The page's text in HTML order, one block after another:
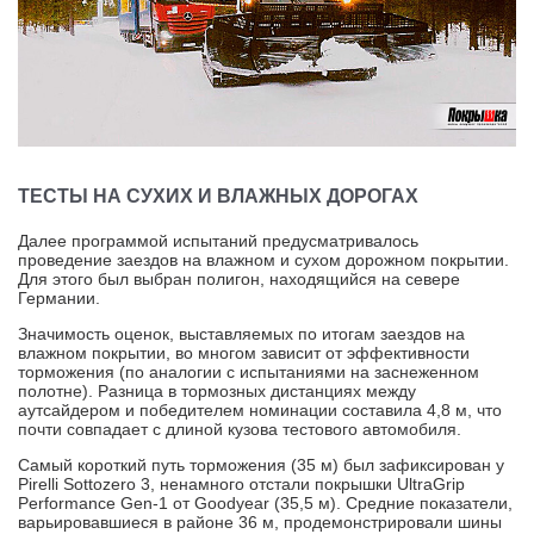
ТЕСТЫ НА СУХИХ И ВЛАЖНЫХ ДОРОГАХ
Далее программой испытаний предусматривалось
проведение заездов на влажном и сухом дорожном покрытии.
Для этого был выбран полигон, находящийся на севере
Германии.
Значимость оценок, выставляемых по итогам заездов на
влажном покрытии, во многом зависит от эффективности
торможения (по аналогии с испытаниями на заснеженном
полотне). Разница в тормозных дистанциях между
аутсайдером и победителем номинации составила 4,8 м, что
почти совпадает с длиной кузова тестового автомобиля.
Самый короткий путь торможения (35 м) был зафиксирован у
Pirelli Sottozero 3, ненамного отстали покрышки UltraGrip
Performance Gen-1 от Goodyear (35,5 м). Средние показатели,
варьировавшиеся в районе 36 м, продемонстрировали шины